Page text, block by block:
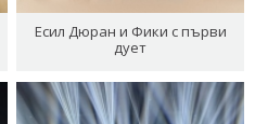
Есил Дюран и Фики с първи
дует